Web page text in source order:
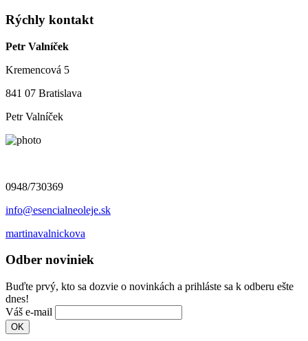
Rýchly kontakt
Petr Valníček
Kremencová 5
841 07 Bratislava
Petr Valníček
0948/730369
info@esencialneoleje.sk
martinavalnickova
Odber noviniek
Buďte prvý, kto sa dozvie o novinkách a prihláste sa k odberu ešte
dnes!
Váš e-mail